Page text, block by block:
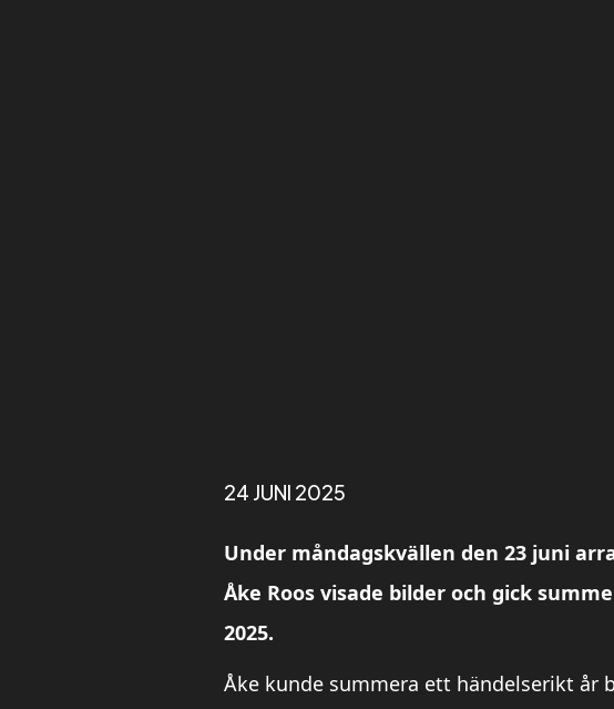
24 JUNI 2025
Under måndagskvällen den 23 juni
Åke Roos visade bilder och gick
2025.
Åke kunde summera ett händelserikt år